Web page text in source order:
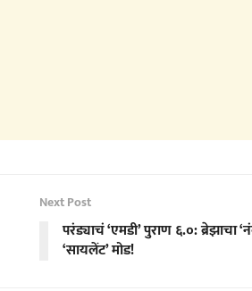
Next Post
परंड्याचं ‘एमडी’ पुराण ६.०: ब्रेझाचा
‘सायलेंट’ मोड!